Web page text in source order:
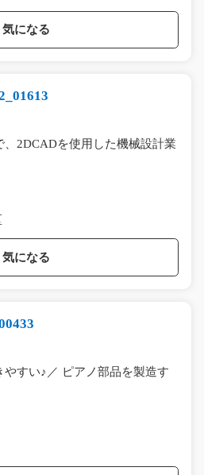
気になる
2DCADを使用した機械設計業
気になる
やすい♪／ ピアノ部品を製造す